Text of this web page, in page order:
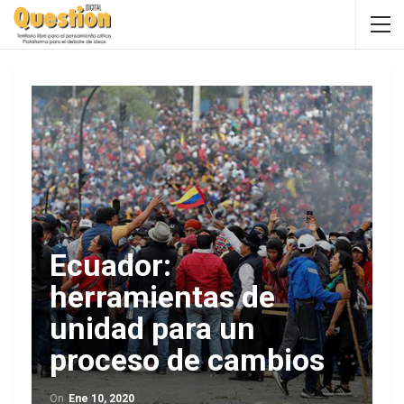
Ecuador:
herramientas de
unidad para un
proceso de cambios
On Ene 10, 2020